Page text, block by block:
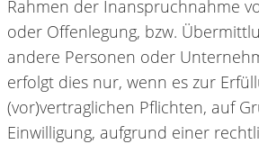
Rahmen der Inanspruchnahme
oder Offenlegung, bzw.
andere Personen oder
erfolgt dies nur, wenn es zur
(vor)vertraglichen Pflichten, auf
Einwilligung, aufgrund einer